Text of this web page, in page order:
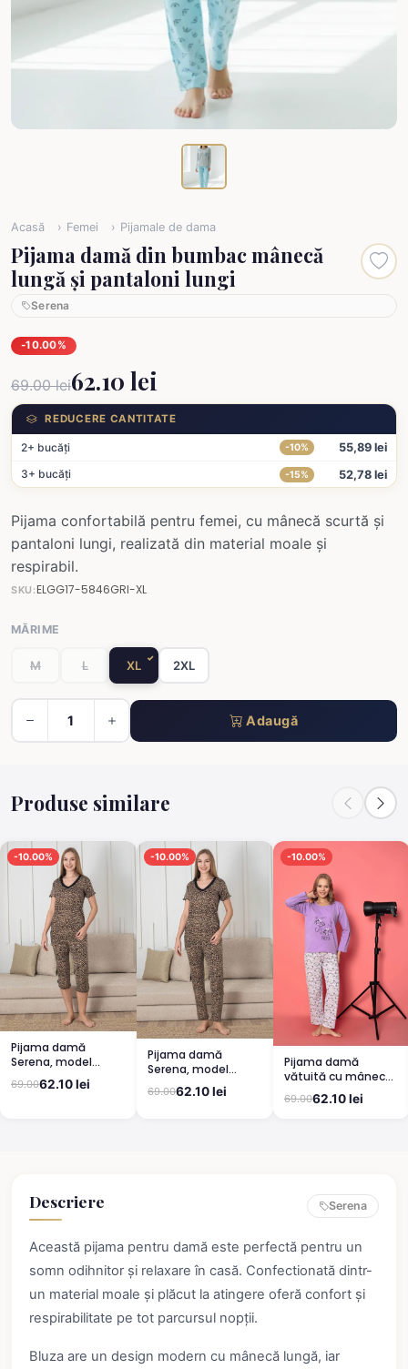
Acasă Femei Pijamale de dama
Pijama damă din bumbac mânecă
lungă și pantaloni lungi
Serena
-10.00%
69.00 lei62.10 lei
REDUCERE CANTITATE
2+ bucăți -10%
55,89 lei
3+ bucăți
-15% 52,78 lei
Pijama confortabilă pentru femei, cu mânecă scurtă și
pantaloni lungi, realizată din material moale și
respirabil.
SKU:ELGG17-5846GRI-XL
MĂRIME
M L XL 2XL
Adaugă
Produse similare
-10.00%
Pijama damă
Serena, model
leopard, mânecă
scurtă, pantaloni
69.0062.10 lei
-10.00%
Pijama damă
Serena, model
leopard, mânecă
scurtă, pantaloni
69.0062.10 lei
-10.00%
Pijama damă
vătuită cu mânecă
lungă și pantaloni
lungi din bumbac,
69.0062.10 lei
Descriere Serena
Această pijama pentru damă este perfectă pentru un
somn odihnitor și relaxare în casă. Confectionată dintr-
un material moale și plăcut la atingere oferă confort și
respirabilitate pe tot parcursul nopții.
Bluza are un design modern cu mânecă lungă, iar